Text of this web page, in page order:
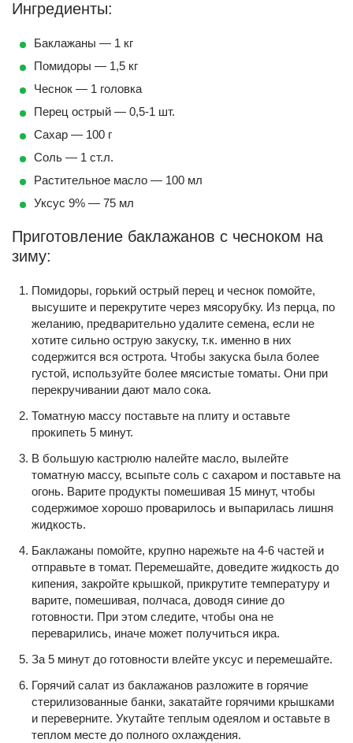
Ингредиенты:
Баклажаны — 1 кг
Помидоры — 1,5 кг
Чеснок — 1 головка
Перец острый — 0,5-1 шт.
Сахар — 100 г
Соль — 1 ст.л.
Растительное масло — 100 мл
Уксус 9% — 75 мл
Приготовление баклажанов с чесноком на
зиму:
Помидоры, горький острый перец и чеснок помойте,
высушите и перекрутите через мясорубку. Из перца, по
желанию, предварительно удалите семена, если не
хотите сильно острую закуску, т.к. именно в них
содержится вся острота. Чтобы закуска была более
густой, используйте более мясистые томаты. Они при
перекручивании дают мало сока.
Томатную массу поставьте на плиту и оставьте
прокипеть 5 минут.
В большую кастрюлю налейте масло, вылейте
томатную массу, всыпьте соль с сахаром и поставьте на
огонь. Варите продукты помешивая 15 минут, чтобы
содержимое хорошо проварилось и выпарилась лишня
жидкость.
Баклажаны помойте, крупно нарежьте на 4-6 частей и
отправьте в томат. Перемешайте, доведите жидкость до
кипения, закройте крышкой, прикрутите температуру и
варите, помешивая, полчаса, доводя синие до
готовности. При этом следите, чтобы она не
переварились, иначе может получиться икра.
За 5 минут до готовности влейте уксус и перемешайте.
Горячий салат из баклажанов разложите в горячие
стерилизованные банки, закатайте горячими крышками
и переверните. Укутайте теплым одеялом и оставьте в
теплом месте до полного охлаждения.